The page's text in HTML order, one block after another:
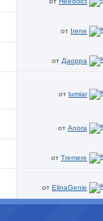
от Irene
от Даорра
от lumiar
от Anora
от Tremere
от ElinaGenie